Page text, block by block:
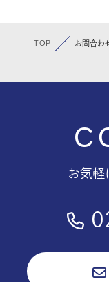
TOP お問合わ
お気軽